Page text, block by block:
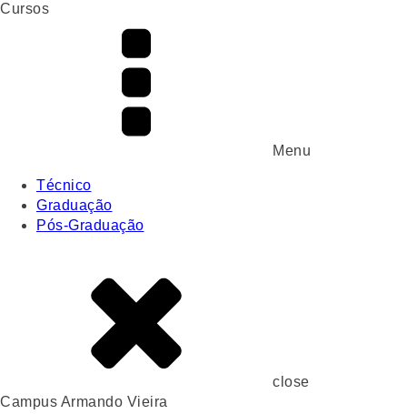
Cursos
Menu
Técnico
Graduação
Pós-Graduação
close
Campus Armando Vieira